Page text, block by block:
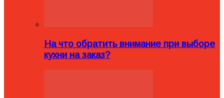
На что обратить внимание при выборе
кухни на заказ?